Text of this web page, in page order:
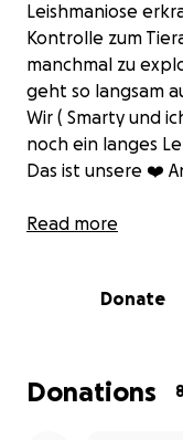
Leishmaniose
Kontrolle zum
manchmal zu
geht so langsam
Wir ( Smarty und
noch ein langes
Das ist unsere ❤️
Liebe grüsse und
Read more
Donate
Donations 8